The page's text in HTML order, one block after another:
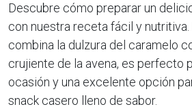
Descubre cómo preparar un
con nuestra receta fácil y
combina la dulzura del caramelo
crujiente de la avena, es perfecto
ocasión y una excelente opción
snack casero lleno de sabor.